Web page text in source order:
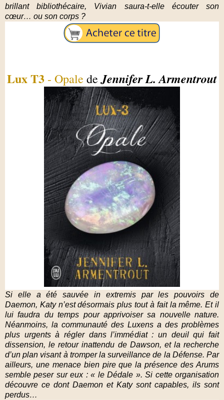
brillant bibliothécaire, Vivian saura-t-elle écouter son
cœur… ou son corps ?
Lux T3 - Opale deJennifer L. Armentrout
Si elle a été sauvée in extremis par les pouvoirs de
Daemon, Katy n’est désormais plus tout à fait la même. Et il
lui faudra du temps pour apprivoiser sa nouvelle nature.
Néanmoins, la communauté des Luxens a des problèmes
plus urgents à régler dans l’immédiat : un deuil qui fait
dissension, le retour inattendu de Dawson, et la recherche
d’un plan visant à tromper la surveillance de la Défense. Par
ailleurs, une menace bien pire que la présence des Arums
semble peser sur eux : « le Dédale ». Si cette organisation
découvre ce dont Daemon et Katy sont capables, ils sont
perdus…